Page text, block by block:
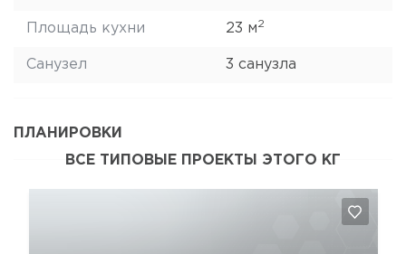
Площадь кухни 23 м2
Санузел 3 санузла
ПЛАНИРОВКИ
ВСЕ ТИПОВЫЕ ПРОЕКТЫ ЭТОГО КГ